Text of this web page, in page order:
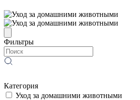
Фильтры
Категория
Уход за домашними животными